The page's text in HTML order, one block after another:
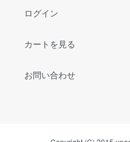
ログイン
カートを見る
お問い合わせ